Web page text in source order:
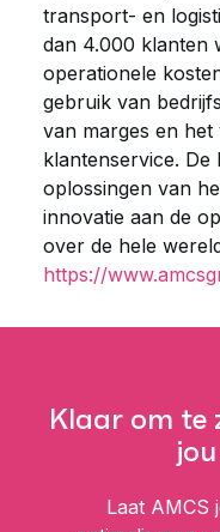
transport- en
dan 4.000 klanten
operationele
gebruik van
van marges en
klantenservice. De
oplossingen van
innovatie aan de
over de hele
https://
Klaar om te
Laat AMCS